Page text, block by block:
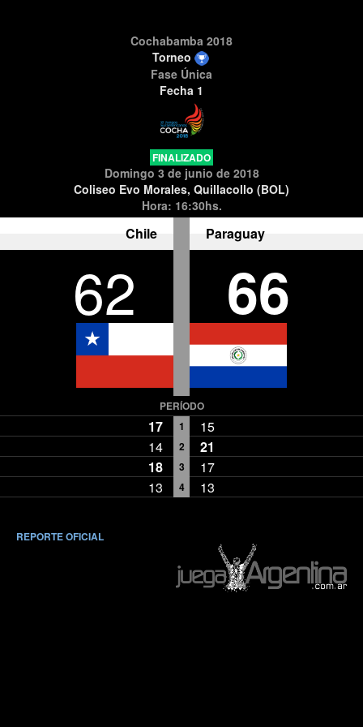
Cochabamba 2018
Torneo
Fase Única
Fecha 1
FINALIZADO
Domingo 3 de junio de 2018
Coliseo Evo Morales, Quillacollo (BOL)
Hora: 16:30hs.
Chile Paraguay
62 66
PERÍODO
17 1
15
14
2
21
18
3
17
13
4 13
REPORTE OFICIAL